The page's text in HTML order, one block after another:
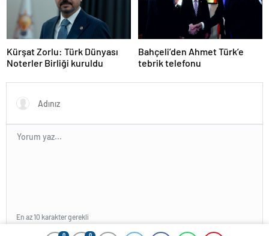
Kürşat Zorlu: Türk Dünyası
Noterler Birliği kuruldu
Bahçeli’den Ahmet Türk’e
tebrik telefonu
En az 10 karakter gerekli